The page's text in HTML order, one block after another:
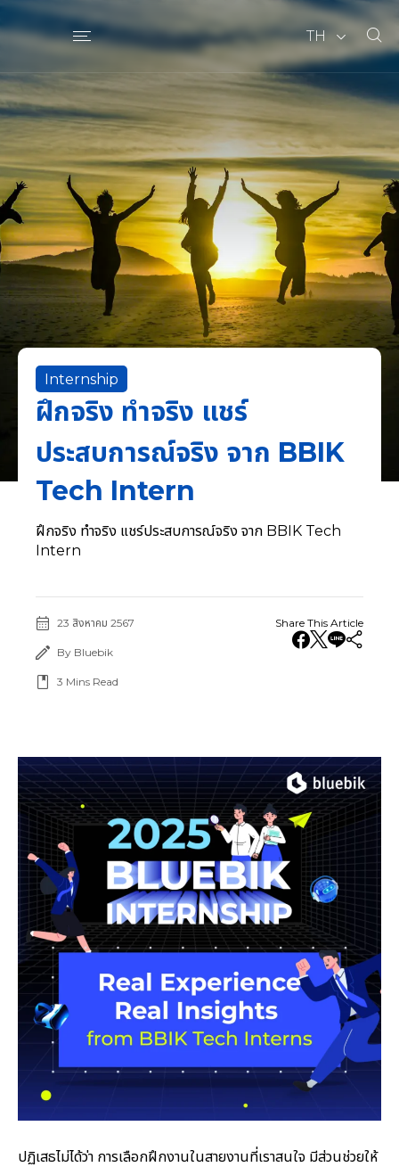
TH
Internship
ฝึกจริง ทำจริง แชร์
ประสบการณ์จริง จาก BBIK
Tech Intern
ฝึกจริง ทำจริง แชร์ประสบการณ์จริง จาก BBIK Tech
Intern
23 สิงหาคม 2567
By Bluebik
3 Mins Read
Share This Article
ปฏิเสธไม่ได้ว่า การเลือกฝึกงานในสายงานที่เราสนใจ มีส่วนช่วยให้